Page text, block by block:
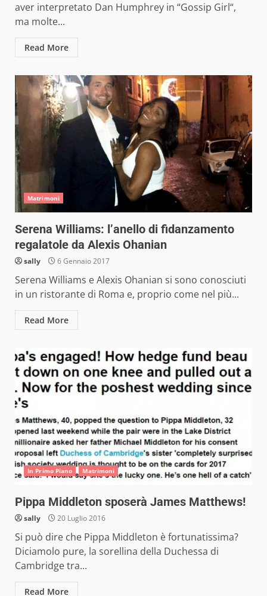
aver interpretato Dan Humphrey in “Gossip Girl“,
ma molte...
Read More
Matrimoni
Serena Williams: l’anello di fidanzamento
regalatole da Alexis Ohanian
sally 6 Gennaio 2017
Serena Williams e Alexis Ohanian si sono conosciuti
in un ristorante di Roma e, proprio come nel più...
Read More
In Primo Piano Matrimoni
Pippa Middleton sposerà James Matthews!
sally 20 Luglio 2016
Si può dire che Pippa Middleton è fortunatissima?
Diciamolo pure, la sorellina della Duchessa di
Cambridge tra...
Read More